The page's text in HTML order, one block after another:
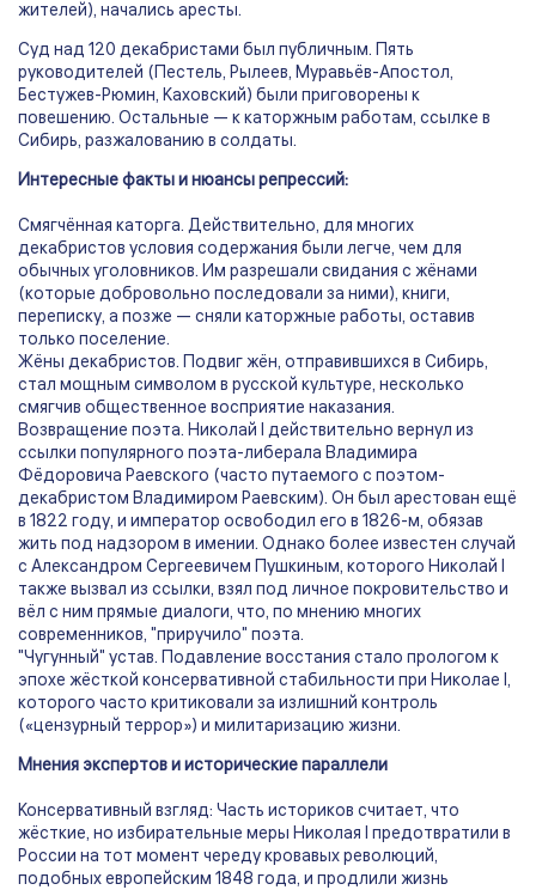
жителей), начались аресты.
Суд над 120 декабристами был публичным. Пять
руководителей (Пестель, Рылеев, Муравьёв-Апостол,
Бестужев-Рюмин, Каховский) были приговорены к
повешению. Остальные — к каторжным работам, ссылке в
Сибирь, разжалованию в солдаты.
Интересные факты и нюансы репрессий:
Смягчённая каторга. Действительно, для многих
декабристов условия содержания были легче, чем для
обычных уголовников. Им разрешали свидания с жёнами
(которые добровольно последовали за ними), книги,
переписку, а позже — сняли каторжные работы, оставив
только поселение.
Жёны декабристов. Подвиг жён, отправившихся в Сибирь,
стал мощным символом в русской культуре, несколько
смягчив общественное восприятие наказания.
Возвращение поэта. Николай I действительно вернул из
ссылки популярного поэта-либерала Владимира
Фёдоровича Раевского (часто путаемого с поэтом-
декабристом Владимиром Раевским). Он был арестован ещё
в 1822 году, и император освободил его в 1826-м, обязав
жить под надзором в имении. Однако более известен случай
с Александром Сергеевичем Пушкиным, которого Николай I
также вызвал из ссылки, взял под личное покровительство и
вёл с ним прямые диалоги, что, по мнению многих
современников, "приручило" поэта.
"Чугунный" устав. Подавление восстания стало прологом к
эпохе жёсткой консервативной стабильности при Николае I,
которого часто критиковали за излишний контроль
(«цензурный террор») и милитаризацию жизни.
Мнения экспертов и исторические параллели
Консервативный взгляд: Часть историков считает, что
жёсткие, но избирательные меры Николая I предотвратили в
России на тот момент череду кровавых революций,
подобных европейским 1848 года, и продлили жизнь